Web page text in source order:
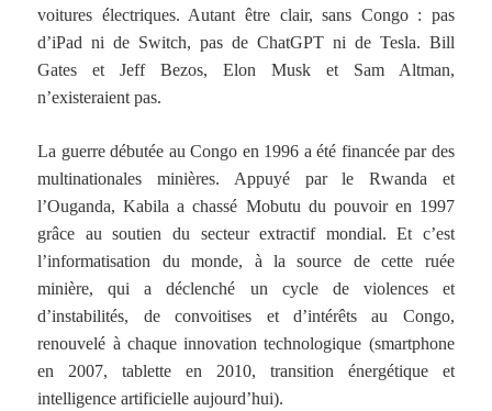
voitures électriques. Autant être clair, sans Congo : pas
d’iPad ni de Switch, pas de ChatGPT ni de Tesla. Bill
Gates et Jeff Bezos, Elon Musk et Sam Altman,
n’existeraient pas.
La guerre débutée au Congo en 1996 a été financée par des
multinationales minières. Appuyé par le Rwanda et
l’Ouganda, Kabila a chassé Mobutu du pouvoir en 1997
grâce au soutien du secteur extractif mondial. Et c’est
l’informatisation du monde, à la source de cette ruée
minière, qui a déclenché un cycle de violences et
d’instabilités, de convoitises et d’intérêts au Congo,
renouvelé à chaque innovation technologique (smartphone
en 2007, tablette en 2010, transition énergétique et
intelligence artificielle aujourd’hui).